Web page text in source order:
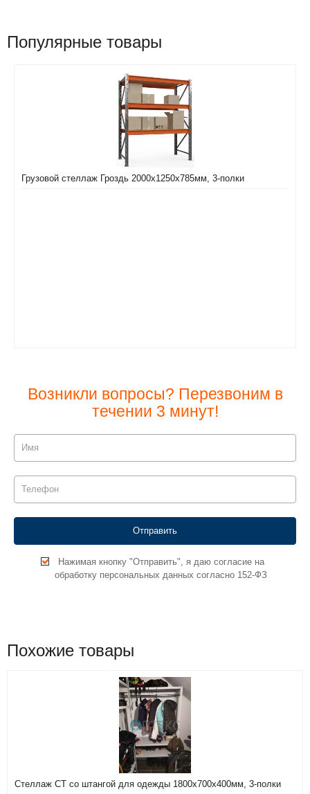
Популярные товары
Грузовой стеллаж Гроздь 2000х1250х785мм, 3-полки
Возникли вопросы? Перезвоним в
течении 3 минут!
Нажимая кнопку "Отправить", я даю согласие на
обработку персональных данных согласно 152-ФЗ
Похожие товары
Стеллаж СТ со штангой для одежды 1800х700х400мм, 3-полки